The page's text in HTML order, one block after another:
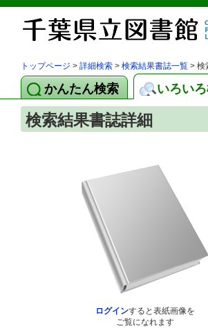
トップページ > 詳細検索 > 検索結果書誌一覧 > 検
かんたん検索 いろい
検索結果書誌詳細
ログインすると表紙画像を
ご覧になれます